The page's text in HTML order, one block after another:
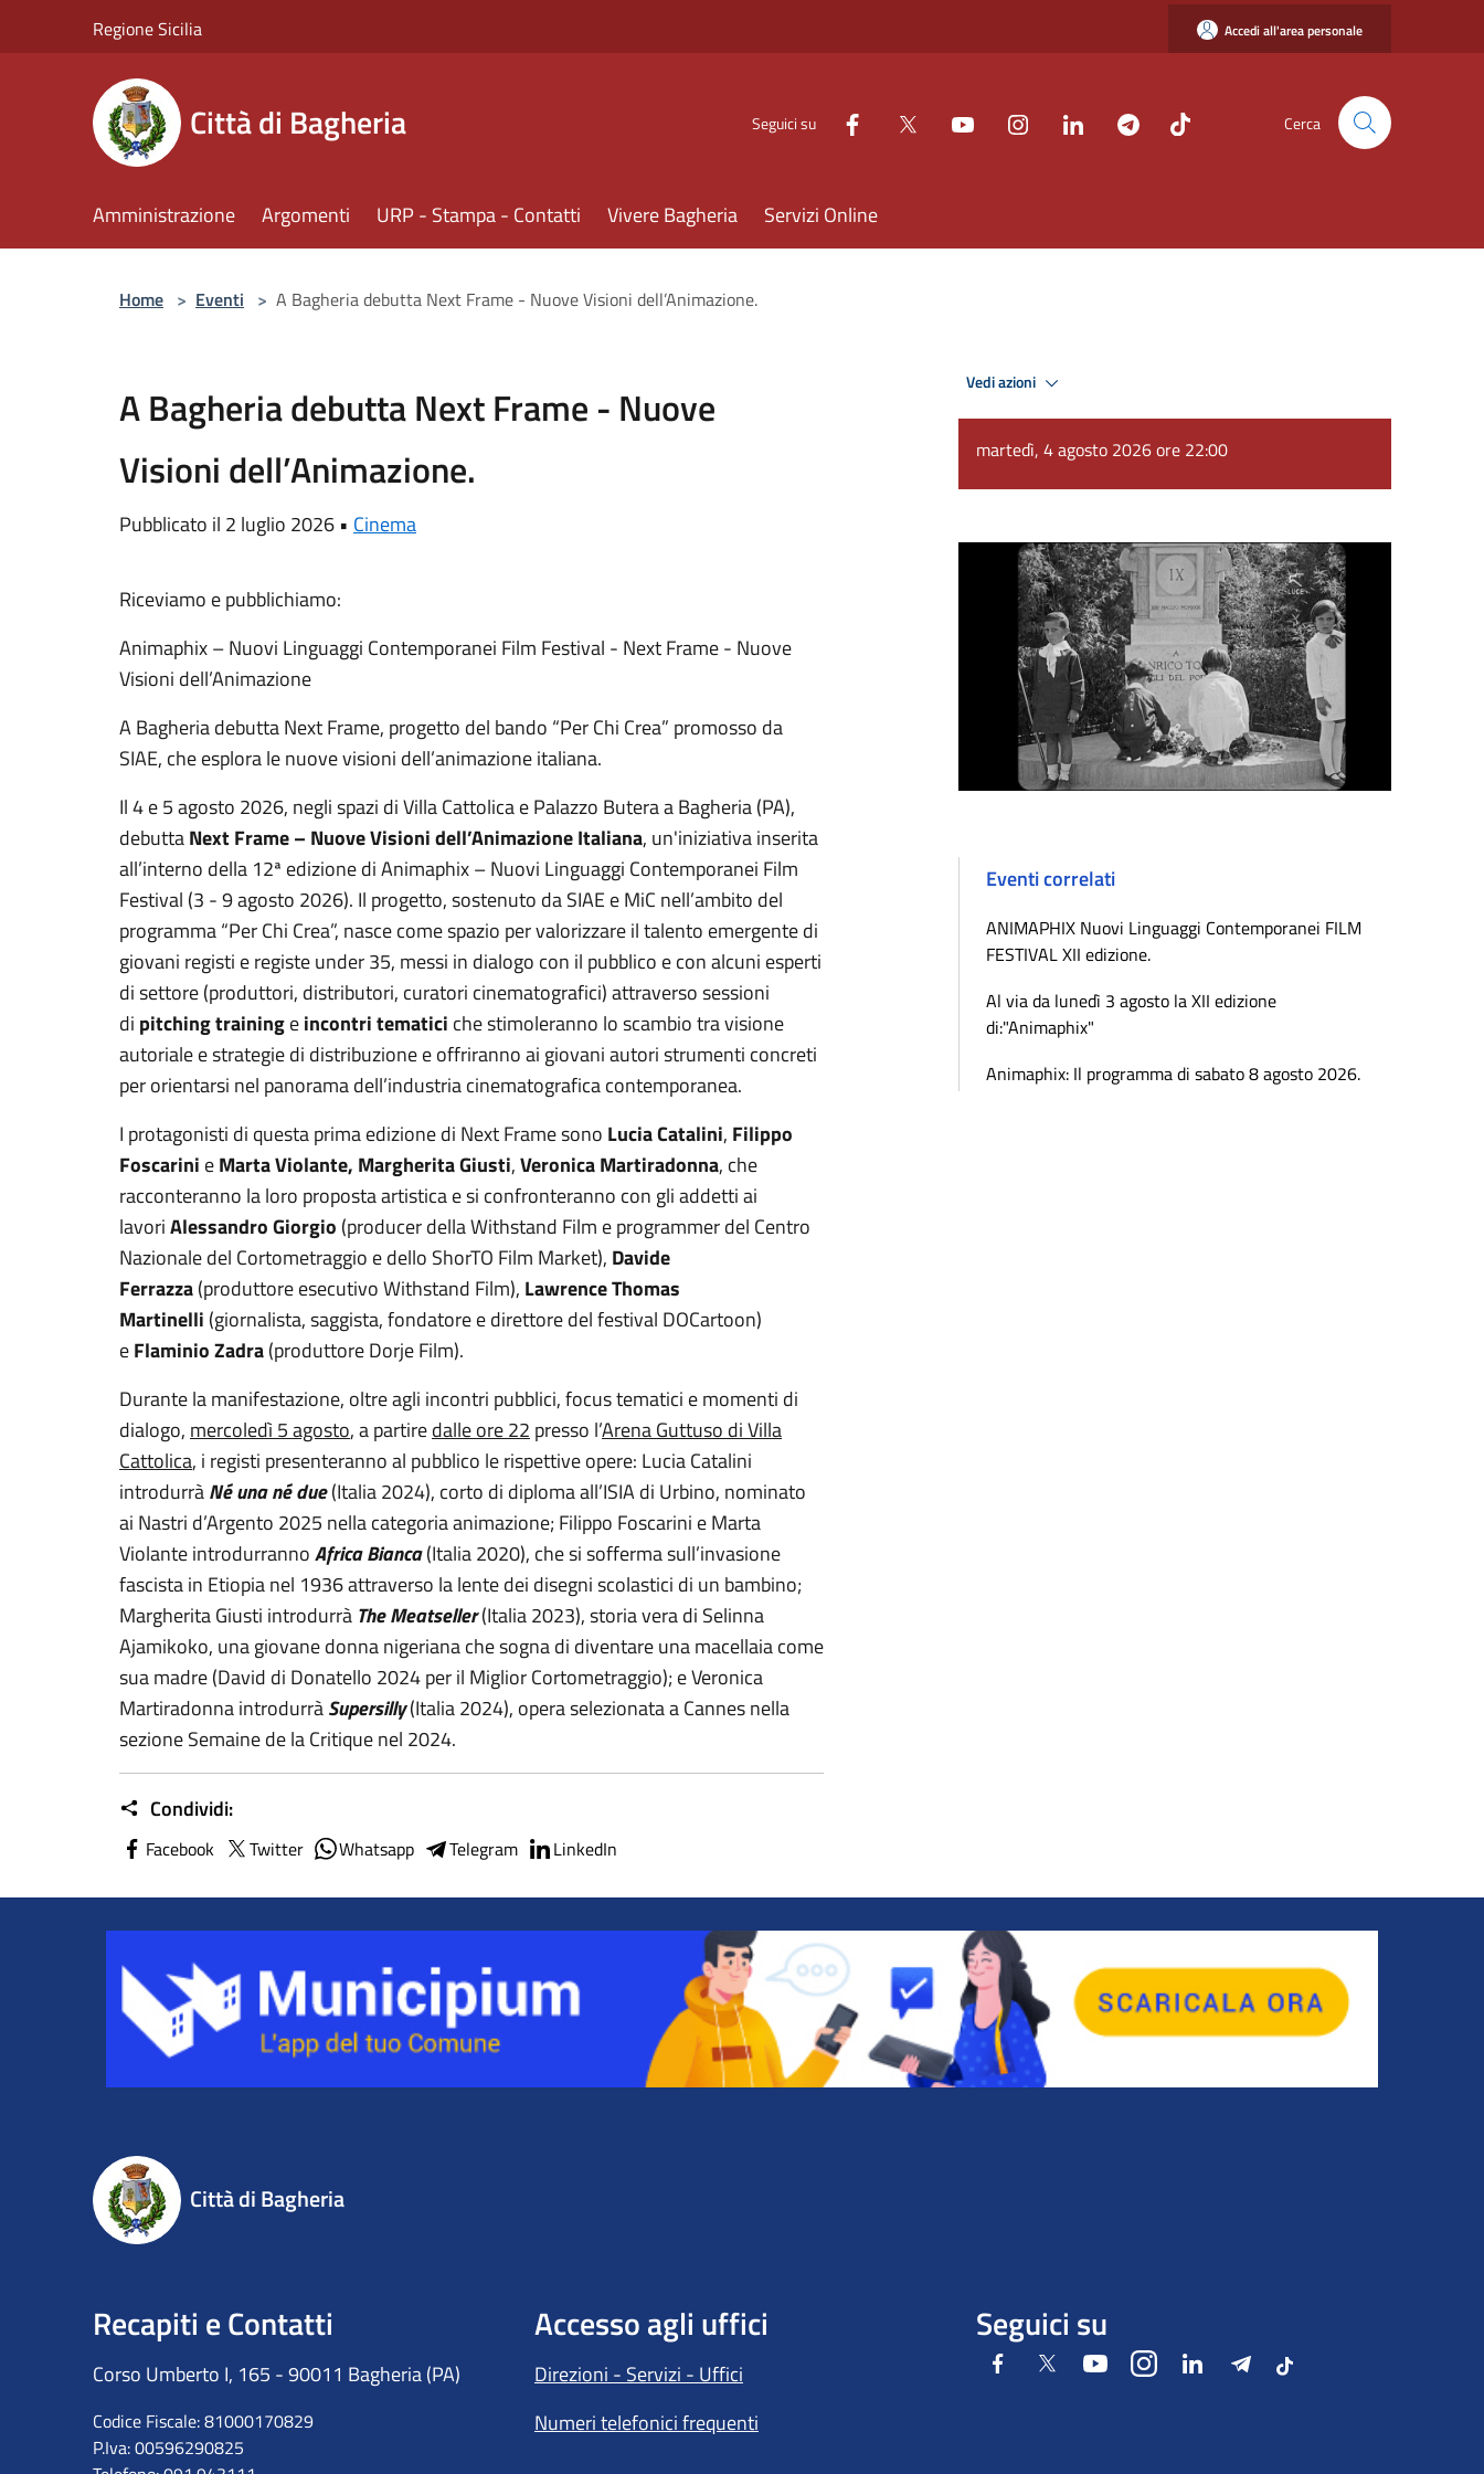
Regione Sicilia Accedi all'area personale
Città di Bagheria Seguici su Cerca
Amministrazione Argomenti URP - Stampa - Contatti Vivere Bagheria Servizi Online
Home > Eventi > A Bagheria debutta Next Frame - Nuove Visioni dell’Animazione.
A Bagheria debutta Next Frame - Nuove
Visioni dell’Animazione.
Pubblicato il 2 luglio 2026 • Cinema
Riceviamo e pubblichiamo:
Animaphix – Nuovi Linguaggi Contemporanei Film Festival - Next Frame - Nuove
Visioni dell’Animazione
A Bagheria debutta Next Frame, progetto del bando “Per Chi Crea” promosso da
SIAE, che esplora le nuove visioni dell’animazione italiana.
Il 4 e 5 agosto 2026, negli spazi di Villa Cattolica e Palazzo Butera a Bagheria (PA),
debuttaNext Frame – Nuove Visioni dell’Animazione Italiana, un'iniziativa inserita
all’interno della 12ª edizione di Animaphix – Nuovi Linguaggi Contemporanei Film
Festival (3 - 9 agosto 2026). Il progetto, sostenuto da SIAE e MiC nell’ambito del
programma “Per Chi Crea”, nasce come spazio per valorizzare il talento emergente di
giovani registi e registe under 35, messi in dialogo con il pubblico e con alcuni esperti
di settore (produttori, distributori, curatori cinematografici) attraverso sessioni
di pitching trainingeincontri tematici che stimoleranno lo scambio tra visione
autoriale e strategie di distribuzione e offriranno ai giovani autori strumenti concreti
per orientarsi nel panorama dell’industria cinematografica contemporanea.
I protagonisti di questa prima edizione di Next Frame sono Lucia Catalini, Filippo
Foscarini eMarta Violante, Margherita Giusti,Veronica Martiradonna, che
racconteranno la loro proposta artistica e si confronteranno con gli addetti ai
lavoriAlessandro Giorgio (producer della Withstand Film e programmer del Centro
Nazionale del Cortometraggio e dello ShorTO Film Market), Davide
Ferrazza(produttore esecutivo Withstand Film), Lawrence Thomas
Martinelli (giornalista, saggista, fondatore e direttore del festival DOCartoon)
eFlaminio Zadra(produttore Dorje Film).
Durante la manifestazione, oltre agli incontri pubblici, focus tematici e momenti di
dialogo, mercoledì 5 agosto, a partiredalle ore 22 presso l’Arena Guttuso di Villa
Cattolica, i registi presenteranno al pubblico le rispettive opere: Lucia Catalini
introdurràNé una né due(Italia 2024), corto di diploma all’ISIA di Urbino, nominato
ai Nastri d’Argento 2025 nella categoria animazione; Filippo Foscarini e Marta
Violante introdurrannoAfrica Bianca(Italia 2020), che si sofferma sull’invasione
fascista in Etiopia nel 1936 attraverso la lente dei disegni scolastici di un bambino;
Margherita Giusti introdurrà The Meatseller(Italia 2023), storia vera di Selinna
Ajamikoko, una giovane donna nigeriana che sogna di diventare una macellaia come
sua madre (David di Donatello 2024 per il Miglior Cortometraggio); e Veronica
Martiradonna introdurràSupersilly(Italia 2024), opera selezionata a Cannes nella
sezione Semaine de la Critique nel 2024.
Condividi:
Facebook Twitter Whatsapp Telegram LinkedIn
Vedi azioni
martedì, 4 agosto 2026 ore 22:00
Eventi correlati
ANIMAPHIX Nuovi Linguaggi Contemporanei FILM
FESTIVAL XII edizione.
Al via da lunedì 3 agosto la XII edizione
di:"Animaphix"
Animaphix: Il programma di sabato 8 agosto 2026.
Città di Bagheria
Recapiti e Contatti
Corso Umberto I, 165 - 90011 Bagheria (PA)
Codice Fiscale: 81000170829
P.Iva: 00596290825
Accesso agli uffici
Direzioni - Servizi - Uffici
Numeri telefonici frequenti
Seguici su
FacebookTwitter YoutubeInstagramLinkedIn Telegram
Tiktok